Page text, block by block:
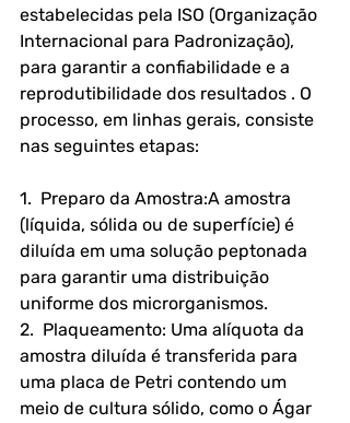
estabelecidas pela ISO (Organização
Internacional para Padronização),
para garantir a confiabilidade e a
reprodutibilidade dos resultados . O
processo, em linhas gerais, consiste
nas seguintes etapas:
1.  Preparo da Amostra:A amostra
(líquida, sólida ou de superfície) é
diluída em uma solução peptonada
para garantir uma distribuição
uniforme dos microrganismos.
2.  Plaqueamento: Uma alíquota da
amostra diluída é transferida para
uma placa de Petri contendo um
meio de cultura sólido, como o Ágar